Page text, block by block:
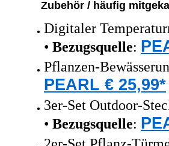
Zubehör / häufig
Digitaler
• Bezugsquelle:
Pflanzen-
PEARL € 25,99*
3er-Set Outdoor-
• Bezugsquelle: